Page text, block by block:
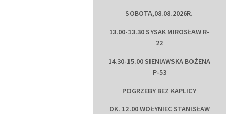
SOBOTA,08.08.2026R.
13.00-13.30 SYSAK MIROSŁAW R-
22
14.30-15.00 SIENIAWSKA BOŻENA
P-53
POGRZEBY BEZ KAPLICY
OK. 12.00 WOŁYNIEC STANISŁAW